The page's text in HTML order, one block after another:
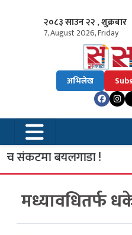
२०८३ साउन २२ , शुक्रबार
7, August 2026, Friday
अभिलेख
संकटमा बयलगाडा !
मध्यावधितर्फ